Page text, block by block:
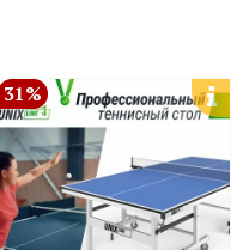
31%